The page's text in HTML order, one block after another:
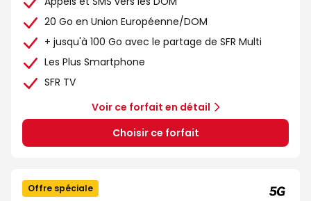
20 Go en Union Européenne/DOM
+ jusqu'à 100 Go avec le partage de SFR Multi
Les Plus Smartphone
SFR TV
Voir ce forfait en détail
Choisir ce forfait
Offre spéciale